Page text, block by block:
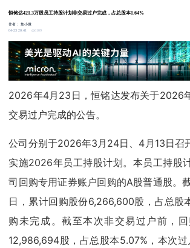
恒铭达421.3万股员工持股计划非交易过户完成，占总股本1.64%
作者：集小微
04-23 20:41
6109
2026年4月23日，恒铭达发布关于2026
交易过户完成的公告。
公司分别于2026年3月24日、4月13日召
实施2026年员工持股计划。本员工持股
司回购专用证券账户回购的A股普通股。
日，累计回购股份6,266,600股，占总股
购未完成。截至本次非交易过户前，
12,986,694股，占总股本5.07%，本次过